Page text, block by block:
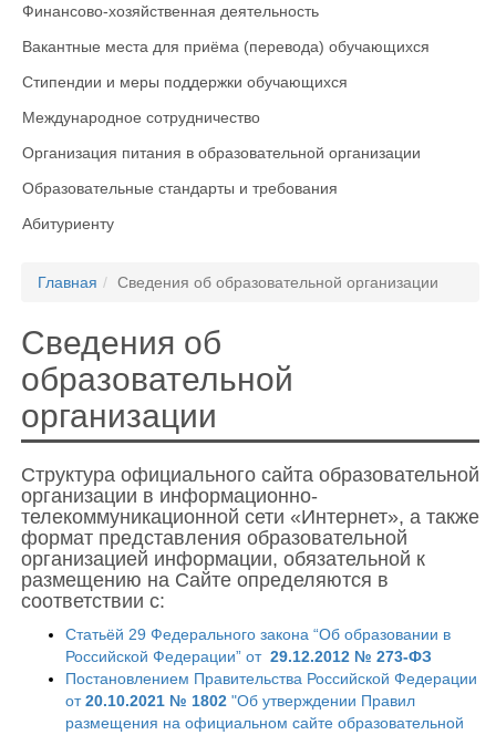
Финансово-хозяйственная деятельность
Вакантные места для приёма (перевода) обучающихся
Стипендии и меры поддержки обучающихся
Международное сотрудничество
Организация питания в образовательной организации
Образовательные стандарты и требования
Абитуриенту
Главная Сведения об образовательной организации
Сведения об
образовательной
организации
Структура официального сайта образовательной
организации в информационно-
телекоммуникационной сети «Интернет», а также
формат представления образовательной
организацией информации, обязательной к
размещению на Сайте определяются в
соответствии с:
Статьёй 29 Федерального закона “Об образовании в
Российской Федерации” от 29.12.2012 № 273-ФЗ
Постановлением Правительства Российской Федерации
от20.10.2021 № 1802 "Об утверждении Правил
размещения на официальном сайте образовательной